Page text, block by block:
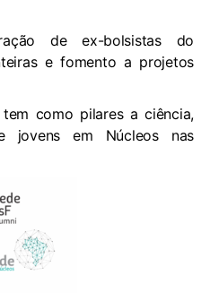
de ex-bolsistas do
e fomento a projetos
como pilares a ciência,
jovens em Núcleos nas